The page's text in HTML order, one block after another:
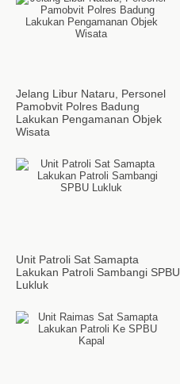
Jelang Libur Nataru, Personel
Pamobvit Polres Badung
Lakukan Pengamanan Objek
Wisata
Unit Patroli Sat Samapta
Lakukan Patroli Sambangi SPBU
Lukluk